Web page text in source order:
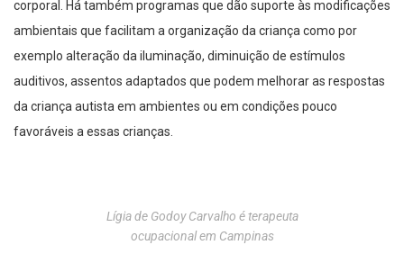
corporal. Há também programas que dão suporte às modificações
ambientais que facilitam a organização da criança como por
exemplo alteração da iluminação, diminuição de estímulos
auditivos, assentos adaptados que podem melhorar as respostas
da criança autista em ambientes ou em condições pouco
favoráveis a essas crianças.
Lígia de Godoy Carvalho é terapeuta
ocupacional em Campinas